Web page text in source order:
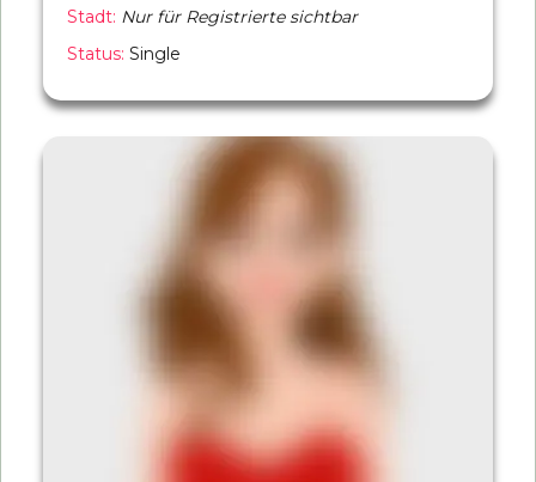
Stadt: Nur für Registrierte sichtbar
Status: Single